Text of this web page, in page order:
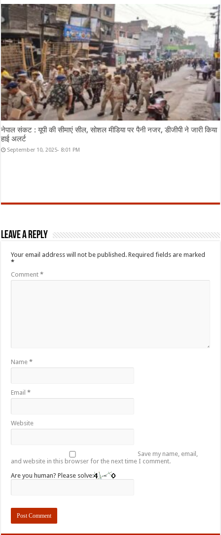
नेपाल संकट : यूपी की सीमाएं सील, सोशल मीडिया पर पैनी नजर, डीजीपी ने जारी किया
हाई अलर्ट
September 10, 2025- 8:01 PM
Leave a Reply
Your email address will not be published. Required fields are marked
*
Comment*
Name*
Email*
Website
Save my name, email,
and website in this browser for the next time I comment.
Are you human? Please solve: